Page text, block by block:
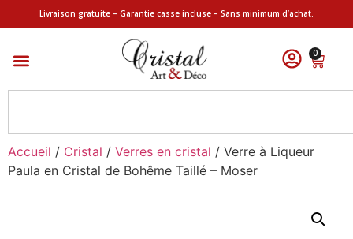
Livraison gratuite – Garantie casse incluse – Sans minimum d’achat.
0
Accueil / Cristal / Verres en cristal / Verre à Liqueur
Paula en Cristal de Bohême Taillé – Moser